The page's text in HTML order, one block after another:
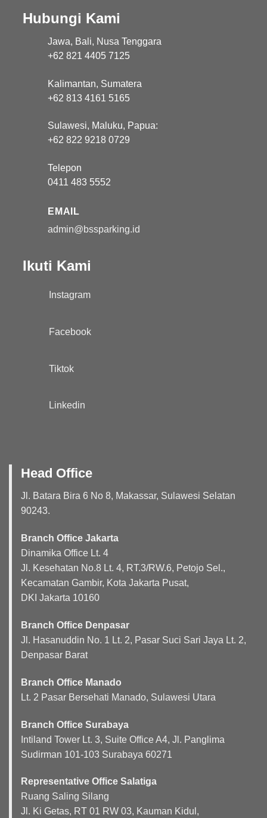
Hubungi Kami
Jawa, Bali, Nusa Tenggara
+62 821 4405 7125
Kalimantan, Sumatera
+62 813 4161 5165
Sulawesi, Maluku, Papua:
+62 822 9218 0729
Telepon
0411 483 5552
EMAIL
admin@bssparking.id
Ikuti Kami
Instagram
Facebook
Tiktok
Linkedin
Head Office
Jl. Batara Bira 6 No 8, Makassar, Sulawesi Selatan
90243.
Branch Office Jakarta
Dinamika Office Lt. 4
Jl. Kesehatan No.8 Lt. 4, RT.3/RW.6, Petojo Sel.,
Kecamatan Gambir, Kota Jakarta Pusat,
DKI Jakarta 10160
Branch Office Denpasar
Jl. Hasanuddin No. 1 Lt. 2, Pasar Suci Sari Jaya Lt. 2,
Denpasar Barat
Branch Office Manado
Lt. 2 Pasar Bersehati Manado, Sulawesi Utara
Branch Office Surabaya
Intiland Tower Lt. 3, Suite Office A4, Jl. Panglima
Sudirman 101-103 Surabaya 60271
Representative Office Salatiga
Ruang Saling Silang
Jl. Ki Getas, RT 01 RW 03, Kauman Kidul,